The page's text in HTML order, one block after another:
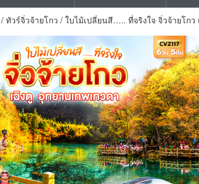
/ ทัวร์จิ่วจ้ายโกว / ใบไม้เปลี่ยนสี….. ที่จริงใจ จิ่วจ้ายโก